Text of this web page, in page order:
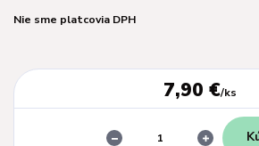
Nie sme platcovia DPH
7,90 €/ks